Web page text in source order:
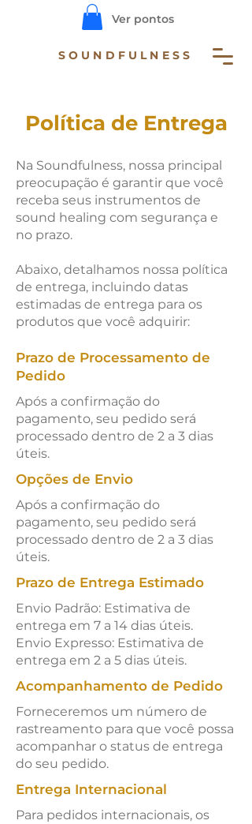
SOUNDFULNESS
Ver pontos
Política de Entrega
Na Soundfulness, nossa principal
preocupação é garantir que você
receba seus instrumentos de
sound healing com segurança e
no prazo.
Abaixo, detalhamos nossa política
de entrega, incluindo datas
estimadas de entrega para os
produtos que você adquirir:
Prazo de Processamento de
Pedido
Após a confirmação do
pagamento, seu pedido será
processado dentro de 2 a 3 dias
úteis.
Opções de Envio
Após a confirmação do
pagamento, seu pedido será
processado dentro de 2 a 3 dias
úteis.
Prazo de Entrega Estimado
Envio Padrão: Estimativa de
entrega em 7 a 14 dias úteis.
Envio Expresso: Estimativa de
entrega em 2 a 5 dias úteis.
Acompanhamento de Pedido
Forneceremos um número de
rastreamento para que você possa
acompanhar o status de entrega
do seu pedido.
Entrega Internacional
Para pedidos internacionais, os